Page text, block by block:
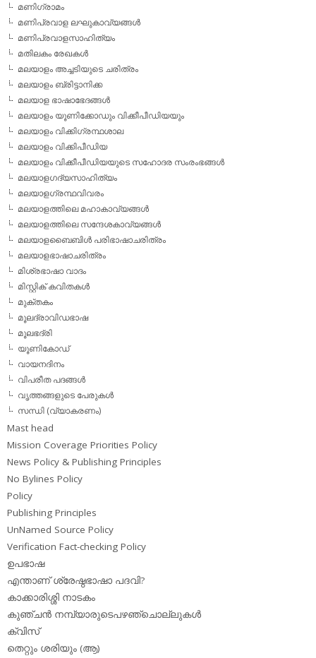
മണിഗ്രാമം
മണിപ്രവാള ലഘുകാവ്യങ്ങള്‍
മണിപ്രവാളസാഹിത്യം
മതിലകം രേഖകള്‍
മലയാളം അച്ചടിയുടെ ചരിത്രം
മലയാളം ബ്രിട്ടാനിക്ക
മലയാള ഭാഷാഭേദങ്ങള്‍
മലയാളം യൂണിക്കോഡും വിക്കീപീഡിയയും
മലയാളം വിക്കിഗ്രന്ഥശാല
മലയാളം വിക്കിപീഡിയ
മലയാളം വിക്കീപീഡിയയുടെ സഹോദര സംരംഭങ്ങള്‍
മലയാളഗദ്യസാഹിത്യം
മലയാളഗ്രന്ഥവിവരം
മലയാളത്തിലെ മഹാകാവ്യങ്ങള്‍
മലയാളത്തിലെ സന്ദേശകാവ്യങ്ങള്‍
മലയാളബൈബിള്‍ പരിഭാഷാചരിത്രം
മലയാളഭാഷാചരിത്രം
മിശ്രഭാഷാ വാദം
മിസ്റ്റിക് കവിതകള്‍
മുക്തകം
മൂലദ്രാവിഡഭാഷ
മൂലഭദ്രി
യൂണികോഡ്
വായനദിനം
വിപരീത പദങ്ങള്‍
വൃത്തങ്ങളുടെ പേരുകള്‍
സന്ധി (വ്യാകരണം)
Mast head
Mission Coverage Priorities Policy
News Policy & Publishing Principles
No Bylines Policy
Policy
Publishing Principles
UnNamed Source Policy
Verification Fact-checking Policy
ഉപഭാഷ
എന്താണ് ശ്രേഷ്ഠഭാഷാ പദവി?
കാക്കാരിശ്ശി നാടകം
കുഞ്ചന്‍ നമ്പ്യാരുടെപഴഞ്ചൊല്ലുകള്‍
ക്വിസ്
തെറ്റും ശരിയും (ആ)